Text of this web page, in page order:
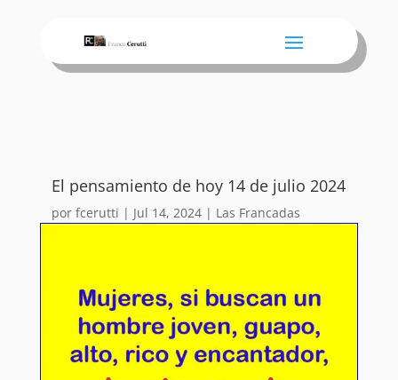
El pensamiento de hoy 14 de julio 2024
porfcerutti | Jul 14, 2024 | Las Francadas